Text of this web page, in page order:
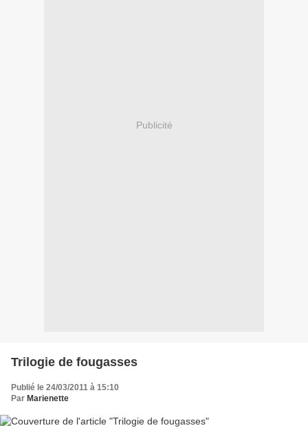
Publicité
Trilogie de fougasses
Publié le 24/03/2011 à 15:10
Par Marienette